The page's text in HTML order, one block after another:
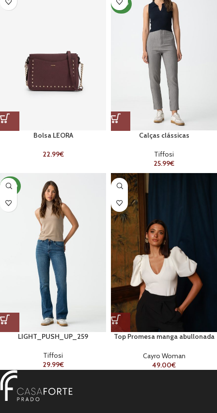
Bolsa LEORA
22.99€
NOVO
Calças clássicas
Tiffosi
25.99€
NOVO
LIGHT_PUSH_UP_259
Tiffosi
29.99€
Top Promesa manga abullonada
Cayro Woman
49.00€